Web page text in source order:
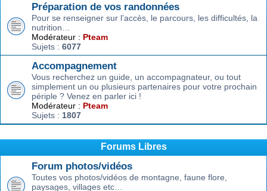
Préparation de vos randonnées
Pour se renseigner sur l’accès, le parcours, les difficultés, la
nutrition…
Modérateur : Pteam
Sujets : 6077
Accompagnement
Vous recherchez un guide, un accompagnateur, ou tout
simplement un ou plusieurs partenaires pour votre prochain
périple ? Venez en parler ici !
Modérateur : Pteam
Sujets : 1807
Forums Libres
Forum photos/vidéos
Toutes vos photos/vidéos de montagne, faune flore,
paysages, villages etc…